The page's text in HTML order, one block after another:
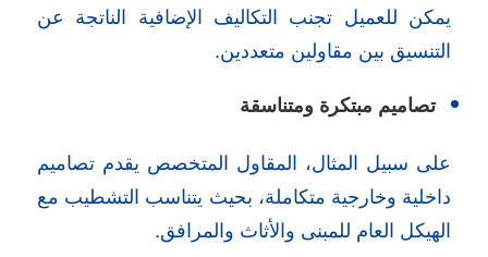
يمكن للعميل تجنب التكاليف الإضافية الناتجة عن
التنسيق بين مقاولين متعددين.
تصاميم مبتكرة ومتناسقة
على سبيل المثال، المقاول المتخصص يقدم تصاميم
داخلية وخارجية متكاملة، بحيث يتناسب التشطيب مع
الهيكل العام للمبنى والأثاث والمرافق.